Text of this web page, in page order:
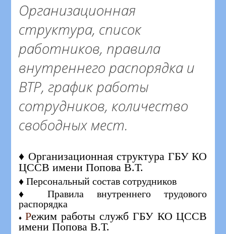
Организационная
структура, список
работников, правила
внутреннего распорядка и
ВТР, график работы
сотрудников, количество
свободных мест.
♦ Организационная структура ГБУ КО
ЦССВ имени Попова В.Т.
♦ Персональный состав сотрудников
♦ Правила внутреннего трудового
распорядка
♦Режим работы служб ГБУ КО ЦССВ
имени Попова В.Т.